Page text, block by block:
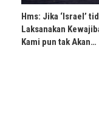
Hms: Jika ‘Israel’
Laksanakan
Kami pun tak Akan…